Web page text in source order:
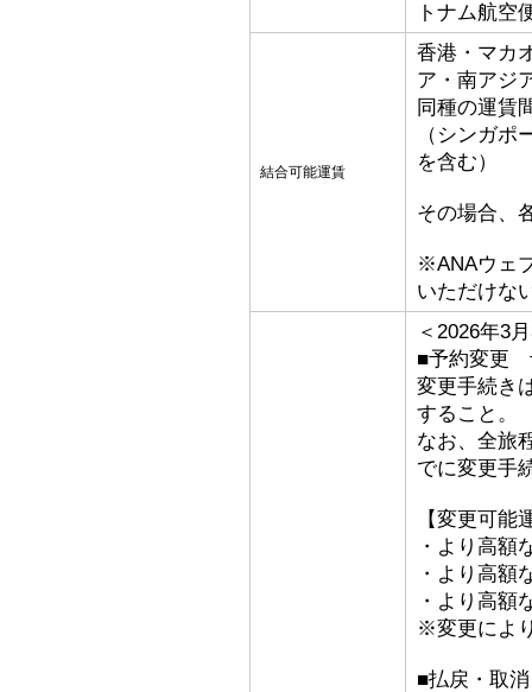
トナム航空
結合可能運賃
香港・マカ
ア・南アジ
同種の運賃
（シンガ
を含む）
その場合、
※ANAウェ
いただけな
＜2026年3
■予約変更
変更手続き
すること。
なお、全旅
でに変更手
【変更可能
・より高額
・より高額
・より高額
※変更によ
■払戻・取消